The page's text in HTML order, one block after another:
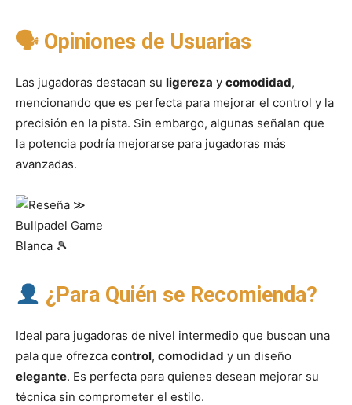
🗣 Opiniones de Usuarias
Las jugadoras destacan su ligereza y comodidad,
mencionando que es perfecta para mejorar el control y la
precisión en la pista. Sin embargo, algunas señalan que
la potencia podría mejorarse para jugadoras más
avanzadas.
¿Para Quién se Recomienda?
Ideal para jugadoras de nivel intermedio que buscan una
pala que ofrezca control, comodidad y un diseño
elegante. Es perfecta para quienes desean mejorar su
técnica sin comprometer el estilo.